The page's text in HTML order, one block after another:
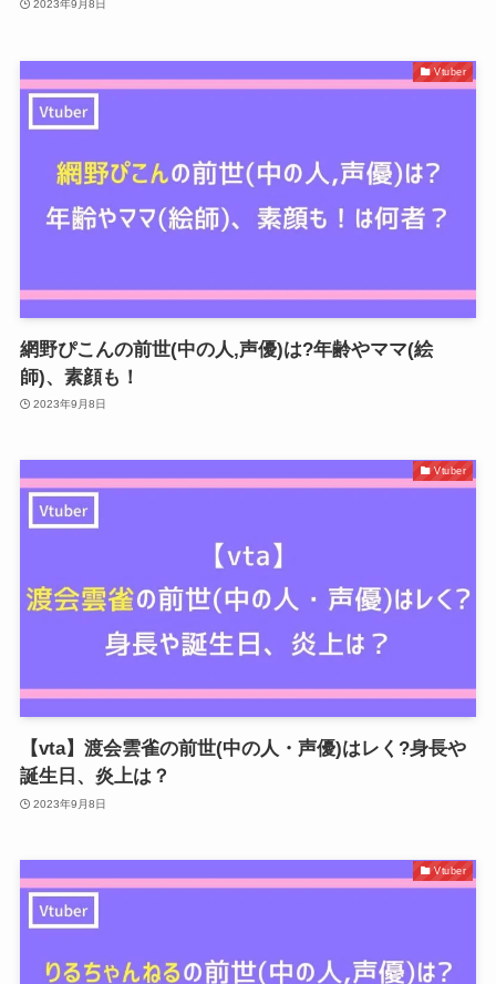
2023年9月8日
Vtuber
網野ぴこんの前世(中の人,声優)は?年齢やママ(絵
師)、素顔も！
2023年9月8日
Vtuber
【vta】渡会雲雀の前世(中の人・声優)はレく?身長や
誕生日、炎上は？
2023年9月8日
Vtuber